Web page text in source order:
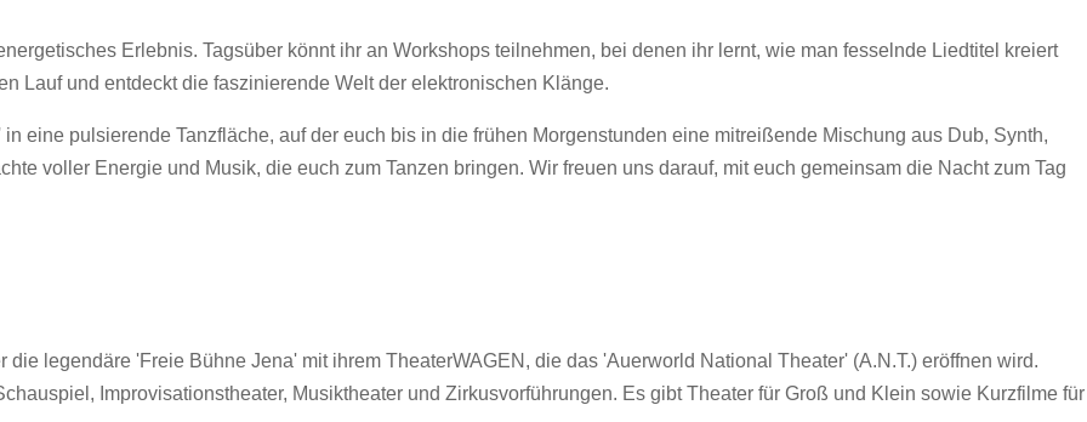
Erlebnis. Tagsüber könnt ihr an Workshops teilnehmen, bei denen ihr lernt, wie man fesselnde Liedtitel kreiert
Lauf und entdeckt die faszinierende Welt der elektronischen Klänge.
eine pulsierende Tanzfläche, auf der euch bis in die frühen Morgenstunden eine mitreißende Mischung aus Dub, Synth,
voller Energie und Musik, die euch zum Tanzen bringen. Wir freuen uns darauf, mit euch gemeinsam die Nacht zum Tag
legendäre 'Freie Bühne Jena' mit ihrem TheaterWAGEN, die das 'Auerworld National Theater' (A.N.T.) eröffnen wird.
Improvisationstheater, Musiktheater und Zirkusvorführungen. Es gibt Theater für Groß und Klein sowie Kurzfilme für